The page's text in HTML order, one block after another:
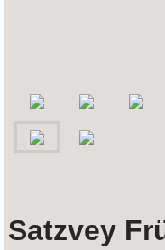
Satzvey